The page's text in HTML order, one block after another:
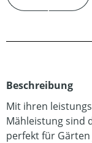
Beschreibung
Mit ihren
Mähleistung sind
perfekt für